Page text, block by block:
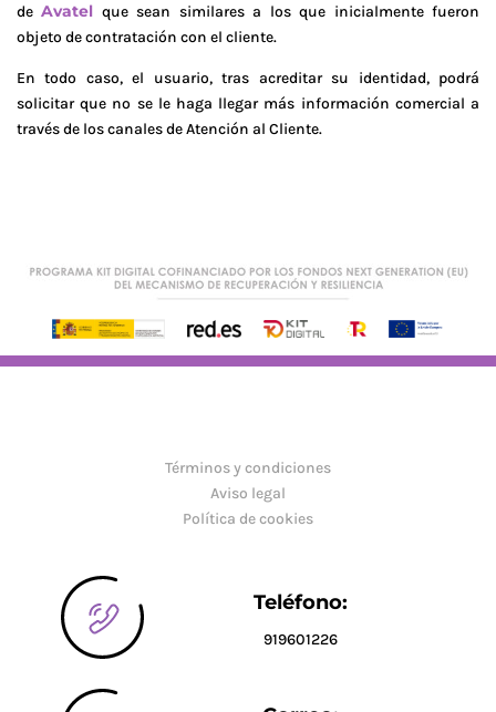
deAvatel que sean similares a los que inicialmente fueron
objeto de contratación con el cliente.
En todo caso, el usuario, tras acreditar su identidad, podrá
solicitar que no se le haga llegar más información comercial a
través de los canales de Atención al Cliente.
Términos y condiciones
Aviso legal
Política de cookies
Teléfono:
919601226